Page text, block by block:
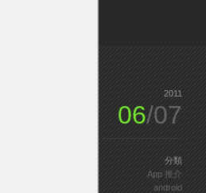
2011
06/07
分類
App 推介
android